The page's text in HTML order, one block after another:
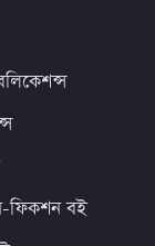
ফিকশন বই